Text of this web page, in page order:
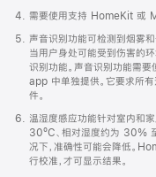
需要使用支持 HomeKit 或
声音识别功能可检测到烟雾
当用户身处可能受到伤害的
识别功能。声音识别功能需
app 中单独提供。它要求所
件。
温湿度感应功能针对室内和
30ºC、相对湿度约为 30%
况下，准确性可能会降低。
行校准，才可显示结果。